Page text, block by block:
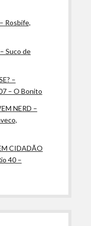
Rosbife,
Suco de
–
– O Bonito
NERD –
CIDADÃO
40 –